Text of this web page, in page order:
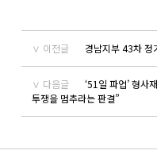
이전글 경남지부 43차 정
다음글
‘51일 파업’ 형사
투쟁을 멈추라는 판결”